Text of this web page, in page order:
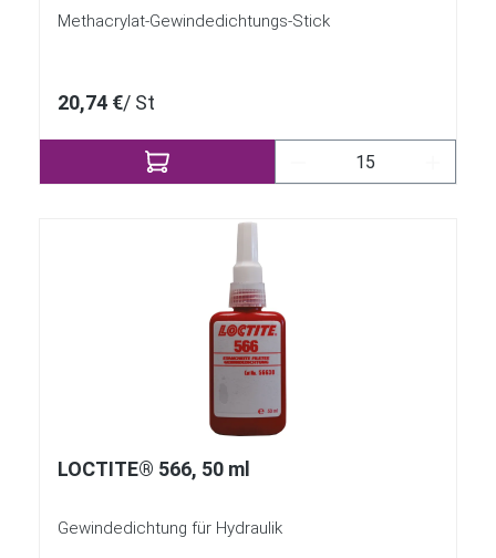
Methacrylat-Gewindedichtungs-Stick
20,74 €/ St
Produkt Anzahl:
LOCTITE® 566, 50 ml
Gewindedichtung für Hydraulik